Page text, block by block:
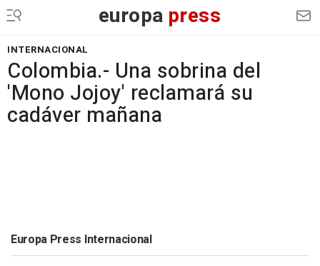
europa press
INTERNACIONAL
Colombia.- Una sobrina del
'Mono Jojoy' reclamará su
cadáver mañana
Europa Press Internacional